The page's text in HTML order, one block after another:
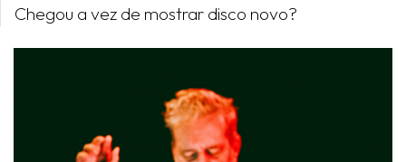
Chegou a vez de mostrar disco novo?